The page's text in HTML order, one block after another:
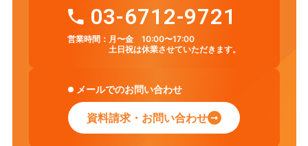
03-6712-9721
営業時間： 月〜金 10:00〜17:00
土日祝は休業させていただきます。
メールでのお問い合わせ
資料請求・お問い合わせ